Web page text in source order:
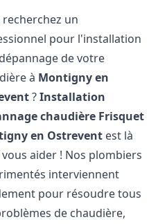
recherchez un
pour l'installation
de votre
à Montigny en
?Installation
chaudière Frisquet
en Ostrevent est là
aider ! Nos plombiers
interviennent
pour résoudre tous
de chaudière,